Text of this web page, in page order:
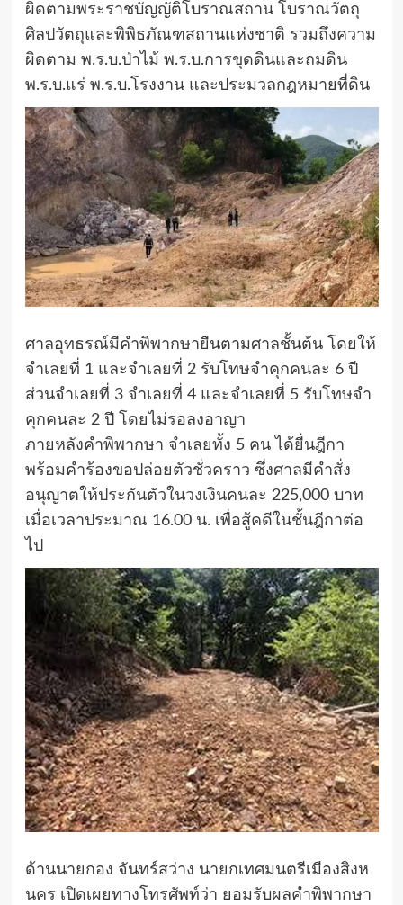
ผิดตามพระราชบัญญัติโบราณสถาน โบราณวัตถุ
ศิลปวัตถุและพิพิธภัณฑสถานแห่งชาติ รวมถึงความ
ผิดตาม พ.ร.บ.ป่าไม้ พ.ร.บ.การขุดดินและถมดิน
พ.ร.บ.แร่ พ.ร.บ.โรงงาน และประมวลกฎหมายที่ดิน
ศาลอุทธรณ์มีคำพิพากษายืนตามศาลชั้นต้น โดยให้
จำเลยที่ 1 และจำเลยที่ 2 รับโทษจำคุกคนละ 6 ปี
ส่วนจำเลยที่ 3 จำเลยที่ 4 และจำเลยที่ 5 รับโทษจำ
คุกคนละ 2 ปี โดยไม่รอลงอาญา
ภายหลังคำพิพากษา จำเลยทั้ง 5 คน ได้ยื่นฎีกา
พร้อมคำร้องขอปล่อยตัวชั่วคราว ซึ่งศาลมีคำสั่ง
อนุญาตให้ประกันตัวในวงเงินคนละ 225,000 บาท
เมื่อเวลาประมาณ 16.00 น. เพื่อสู้คดีในชั้นฎีกาต่อ
ไป
ด้านนายกอง จันทร์สว่าง นายกเทศมนตรีเมืองสิงห
นคร เปิดเผยทางโทรศัพท์ว่า ยอมรับผลคำพิพากษา